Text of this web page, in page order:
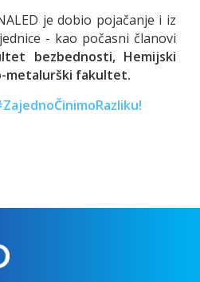
je dobio pojačanje i iz
- kao počasni članovi
bezbednosti, Hemijski
metalurški fakultet.